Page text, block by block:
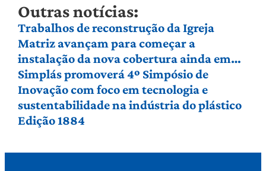
Outras notícias:
Trabalhos de reconstrução da Igreja
Matriz avançam para começar a
instalação da nova cobertura ainda em
agosto
Simplás promoverá 4º Simpósio de
Inovação com foco em tecnologia e
sustentabilidade na indústria do plástico
Edição 1884